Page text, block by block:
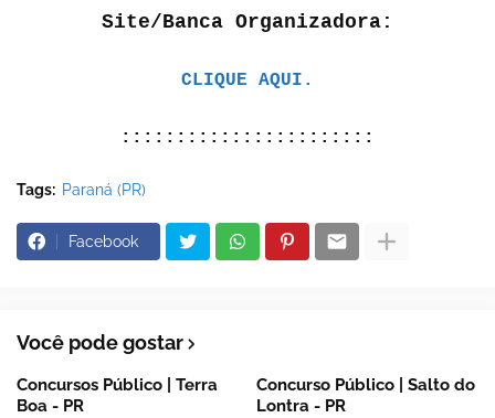
Site/Banca Organizadora:
CLIQUE AQUI.
:::::::::::::::::::::::
Tags: Paraná (PR)
Facebook
Você pode gostar
Concursos Público | Terra
Boa - PR
Concurso Público | Salto do
Lontra - PR